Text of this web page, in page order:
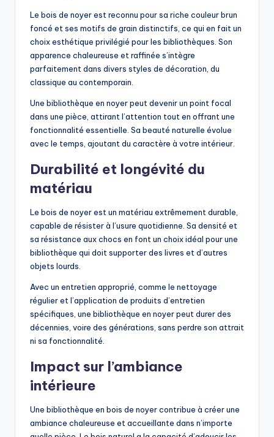
Le bois de noyer est reconnu pour sa riche couleur brun
foncé et ses motifs de grain distinctifs, ce qui en fait un
choix esthétique privilégié pour les bibliothèques. Son
apparence chaleureuse et raffinée s’intègre
parfaitement dans divers styles de décoration, du
classique au contemporain.
Une bibliothèque en noyer peut devenir un point focal
dans une pièce, attirant l’attention tout en offrant une
fonctionnalité essentielle. Sa beauté naturelle évolue
avec le temps, ajoutant du caractère à votre intérieur.
Durabilité et longévité du
matériau
Le bois de noyer est un matériau extrêmement durable,
capable de résister à l’usure quotidienne. Sa densité et
sa résistance aux chocs en font un choix idéal pour une
bibliothèque qui doit supporter des livres et d’autres
objets lourds.
Avec un entretien approprié, comme le nettoyage
régulier et l’application de produits d’entretien
spécifiques, une bibliothèque en noyer peut durer des
décennies, voire des générations, sans perdre son attrait
ni sa fonctionnalité.
Impact sur l’ambiance
intérieure
Une bibliothèque en bois de noyer contribue à créer une
ambiance chaleureuse et accueillante dans n’importe